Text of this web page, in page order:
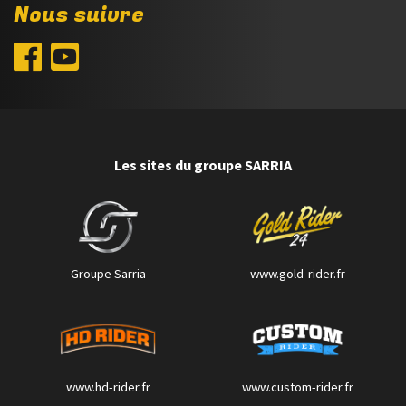
Nous suivre
Les sites du groupe SARRIA
Groupe Sarria www.gold-rider.fr
www.hd-rider.fr www.custom-rider.fr